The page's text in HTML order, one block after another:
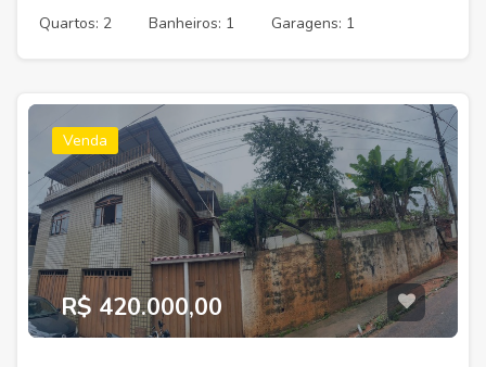
Quartos: 2
Banheiros: 1 Garagens: 1
Venda
R$ 420.000,00